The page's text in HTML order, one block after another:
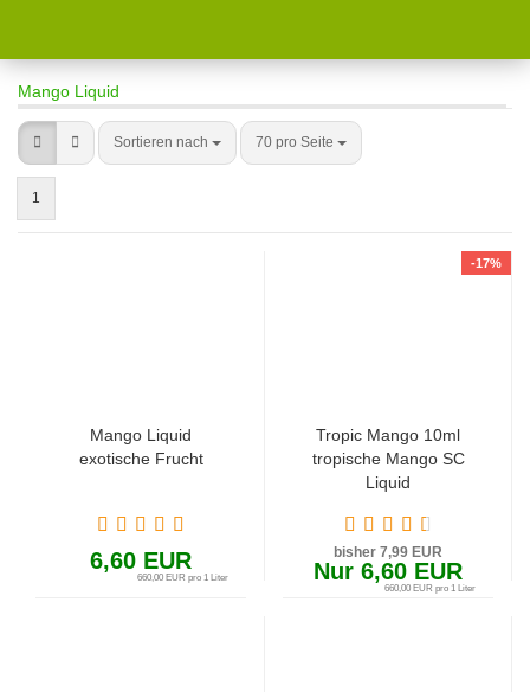
Mango Liquid
Sortieren nach 70 pro Seite
1
Mango Liquid
exotische Frucht
6,60 EUR
660,00 EUR pro 1 Liter
-17%
Tropic Mango 10ml
tropische Mango SC
Liquid
bisher 7,99 EUR
Nur 6,60 EUR
660,00 EUR pro 1 Liter